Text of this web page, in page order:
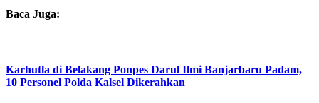
Baca Juga:
Karhutla di Belakang Ponpes Darul Ilmi Banjarbaru Padam,
10 Personel Polda Kalsel Dikerahkan